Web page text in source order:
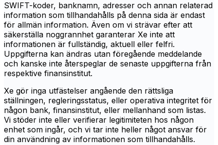
SWIFT-koder, banknamn, adresser och annan relaterad
information som tillhandahålls på denna sida är endast
för allmän information. Även om vi strävar efter att
säkerställa noggrannhet garanterar Xe inte att
informationen är fullständig, aktuell eller felfri.
Uppgifterna kan ändras utan föregående meddelande
och kanske inte återspeglar de senaste uppgifterna från
respektive finansinstitut.
Xe gör inga utfästelser angående den rättsliga
ställningen, regleringsstatus, eller operativa integritet för
någon bank, finansinstitut, eller mellanhand som listas.
Vi stöder inte eller verifierar legitimiteten hos någon
enhet som ingår, och vi tar inte heller något ansvar för
din användning av informationen som tillhandahålls.